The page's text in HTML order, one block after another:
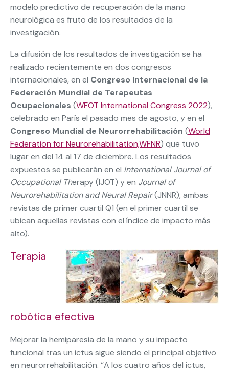
modelo predictivo de recuperación de la mano
neurológica es fruto de los resultados de la
investigación.
La difusión de los resultados de investigación se ha
realizado recientemente en dos congresos
internacionales, en el Congreso Internacional de la
Federación Mundial de Terapeutas
Ocupacionales (WFOT International Congress 2022),
celebrado en París el pasado mes de agosto, y en el
Congreso Mundial de Neurorrehabilitación (World
Federation for Neurorehabilitation,WFNR) que tuvo
lugar en del 14 al 17 de diciembre. Los resultados
expuestos se publicarán en el International Journal of
Occupational Therapy (IJOT) y en Journal of
Neurorehabilitation and Neural Repair(JNNR), ambas
revistas de primer cuartil Q1 (en el primer cuartil se
ubican aquellas revistas con el índice de impacto más
alto).
Terapia
robótica efectiva
Mejorar la hemiparesia de la mano y su impacto
funcional tras un ictus sigue siendo el principal objetivo
en neurorrehabilitación. “A los cuatro años del ictus,